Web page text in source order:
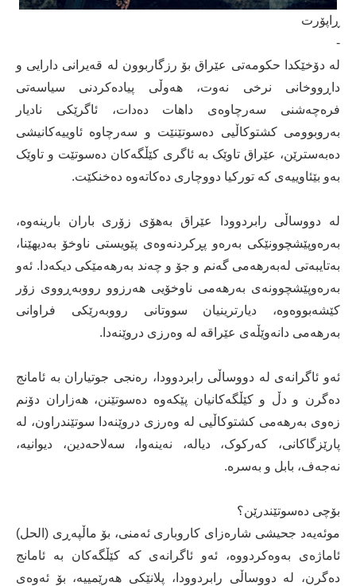
ڕاپۆرت
-
لە دۆخێکدا حکومەتی عێراق بۆ رزگاربوون لە قەیرانی دارایی و
داڕووخانی نرخی نەوت، هەوڵی پیادەکردنی سیاسەتی
فرەچەشنی سەرچاوەی داهات دەدات، ئاگرێکی نادیار
بەروبوومی کشتوکاڵیی دەسوتێنێت و سەرچاوە ئاوییەکانیشی
دەبەسترێن، عێراق تاوێک بە ئاگری کێڵگەکان دەسوتێت و تاوێک
بەو بێئاوییەی کە تورکیا دووچاری دەکاتەوە دەخنکێت.
لە دووساڵی رابردوودا عێراق بەهۆی زۆری باران بارینەوە،
بەرەوپێشچوونێکی بەرەو پڕکردنەوەی پێویستی ناوخۆ بەدیهێنا،
بەتایبەتی لەبەرهەمی گەنم و جۆ و چەند بەرهەمێکی دیکەدا. ئەو
بەرەوپێشچوونەی بەرهەمی ناوخۆیی هەرزوو رووبەڕووی زۆر
کێشەبووەوە، دیارترینیان سووتانی رووبەرێکی فراوانی
بەرهەمی دانەوێڵەی عێراقە لە وەرزی دروێنەدا.
ئەو ئاگرانەی لە دووساڵی رابردوودا، رەنجی جوتیاران بە ئامانج
دەگرن و دڵ و کێڵگەکانیان پێکەوە دەسوتێنن، هەزاران دۆنم
زەوی بەرهەمی کشتوکاڵیی لە وەرزی دروێنەدا سوتێندراون، لە
پارێزگاکانی، کەرکوک، دیالە، نەینەوا، سەلاحەدین، دیوانیە،
نەجەف، بابل و بەسرە.
بۆچی دەسوتێندرێن؟
موئەیەد جحیشی شارەزای کاروباری ئەمنی، بۆ ماڵپەڕی (الحل)
ئاماژەی بەوەکردووە، ئەو ئاگرانەی کە کێڵگەکان بە ئامانج
دەگرن، لە دووساڵی رابردوودا، پلانێکی هەرێمییە، بۆ ئەوەی